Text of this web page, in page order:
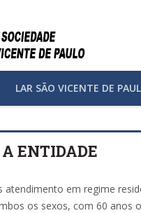
LAR SÃO VICENTE DE
A ENTIDADE
atendimento em regime
os sexos, com 60 anos